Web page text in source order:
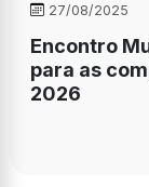
27/08/2025
Encontro
para as
2026